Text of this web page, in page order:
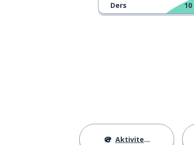
Ders 10
Aktiviteler